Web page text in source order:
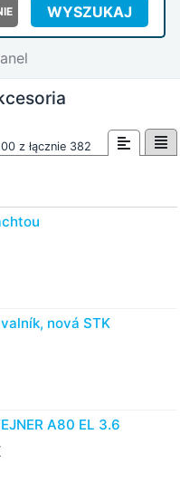
WYSZUKAJ
z łącznie 382
nová STK
A80 EL 3.6